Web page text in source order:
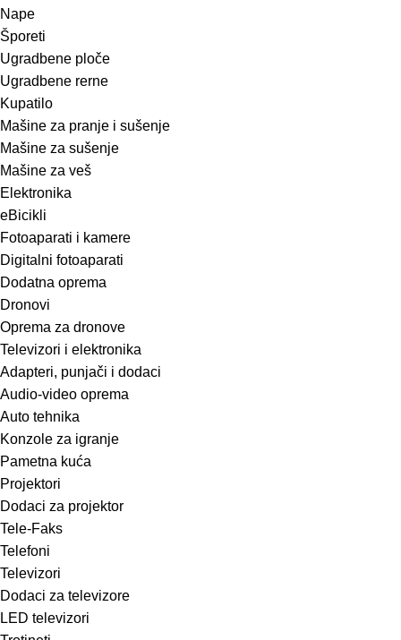
Nape
Šporeti
Ugradbene ploče
Ugradbene rerne
Kupatilo
Mašine za pranje i sušenje
Mašine za sušenje
Mašine za veš
Elektronika
eBicikli
Fotoaparati i kamere
Digitalni fotoaparati
Dodatna oprema
Dronovi
Oprema za dronove
Televizori i elektronika
Adapteri, punjači i dodaci
Audio-video oprema
Auto tehnika
Konzole za igranje
Pametna kuća
Projektori
Dodaci za projektor
Tele-Faks
Telefoni
Televizori
Dodaci za televizore
LED televizori